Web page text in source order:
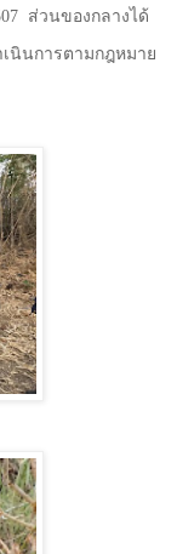
ส่วนของกลางได้
นินการตามกฎหมาย